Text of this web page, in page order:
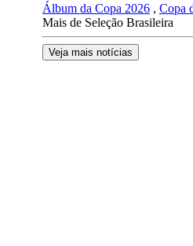
Álbum da Copa 2026 , Copa
Mais de Seleção Brasileira
Veja mais notícias